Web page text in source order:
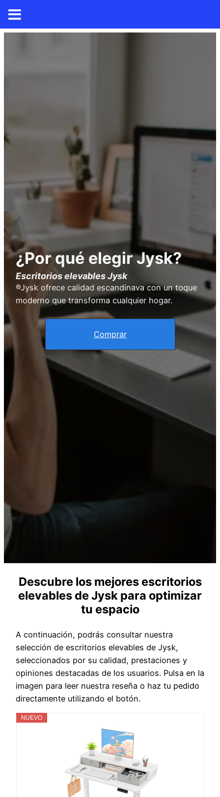
¿Por qué elegir Jysk?
Escritorios elevablesJysk
®Jysk ofrece calidad escandinava con un toque
moderno que transforma cualquier hogar.
Comprar
Descubre los mejores escritorios
elevables de Jysk para optimizar
tu espacio
A continuación, podrás consultar nuestra
selección de escritorios elevables de Jysk,
seleccionados por su calidad, prestaciones y
opiniones destacadas de los usuarios. Pulsa en la
imagen para leer nuestra reseña o haz tu pedido
directamente utilizando el botón.
NUEVO